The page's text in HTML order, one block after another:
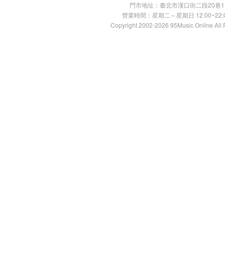
門市地址：臺北市漢口街二段20
營業時間：星期二～星期日
Copyright 2002-2026 95Music Online All